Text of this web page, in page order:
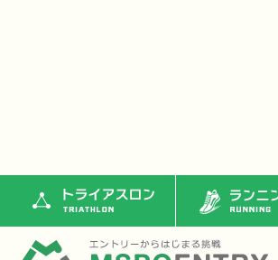
トライアスロン ランニング